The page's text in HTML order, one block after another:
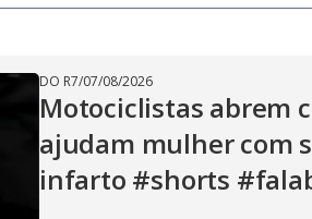
VDO R7/07/08/2026
Motociclistas abrem
ajudam mulher com
infarto #shorts